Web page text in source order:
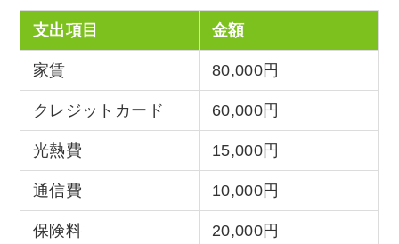
支出項目 金額
家賃 80,000円
クレジットカード 60,000円
光熱費 15,000円
通信費 10,000円
保険料 20,000円